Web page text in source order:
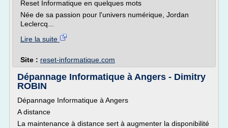
Reset Informatique en quelques mots
Née de sa passion pour l'univers numérique, Jordan
Leclercq...
Lire la suite
Site : reset-informatique.com
Dépannage Informatique à Angers - Dimitry
ROBIN
Dépannage Informatique à Angers
A distance
La maintenance à distance sert à augmenter la disponibilité